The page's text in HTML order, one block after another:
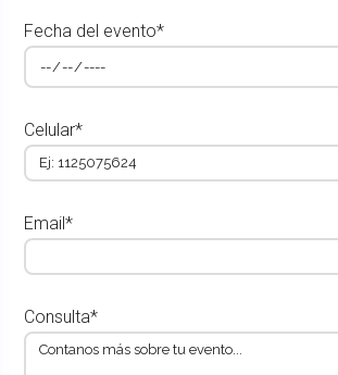
Fecha del evento*
Celular*
Email*
Consulta*